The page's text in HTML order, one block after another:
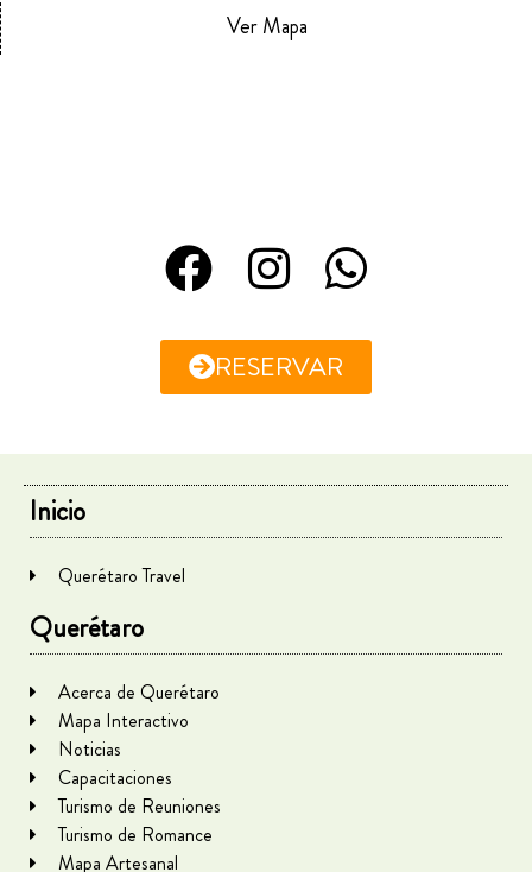
Ver Mapa
RESERVAR
Inicio
Querétaro Travel
Querétaro
Acerca de Querétaro
Mapa Interactivo
Noticias
Capacitaciones
Turismo de Reuniones
Turismo de Romance
Mapa Artesanal